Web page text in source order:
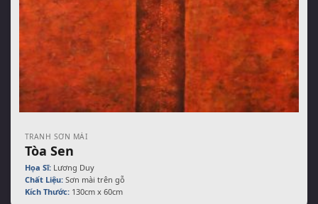
TRANH SƠN MÀI
Tòa Sen
Họa Sĩ:Lương Duy
Chất Liệu:Sơn mài trên gỗ
Kích Thước:130cm x 60cm